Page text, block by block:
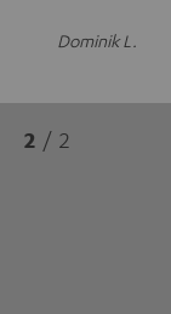
Dominik L.
2 / 2